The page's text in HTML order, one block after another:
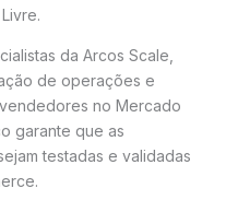
da Arcos Scale,
de operações e
no Mercado
garante que as
testadas e validadas